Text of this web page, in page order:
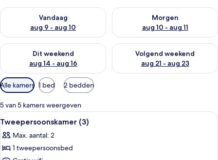
Vandaag
aug 9 - aug 10
De beschikbaarheid controleren voor vanavond aug 9 - aug
Morgen
aug 10 - aug 11
De beschikbaarheid
Dit weekend
aug 14 - aug 16
De beschikbaarheid controleren voor dit weekend aug 14 -
Volgend weekend
aug 21 - aug 23
De beschikbaarheid
Beschikbare
filters
voor
kamers
Alle kamers 1 bed 2 bedden
5 van 5 kamers weergeven
Alle
foto's
voor
Tweepersoonskamer
Een slaapkamer met een
5
Tweepersoonskamer (3)
Max. aantal: 2
1 tweepersoonsbed